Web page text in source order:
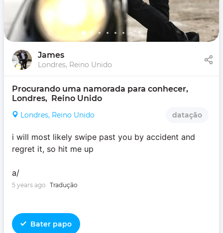
James
Londres, Reino Unido
Procurando uma namorada para conhecer,
Londres,  Reino Unido
Londres, Reino Unido datação
i will most likely swipe past you by accident and
regret it, so hit me up
a/
5 years ago Tradução
Bater papo